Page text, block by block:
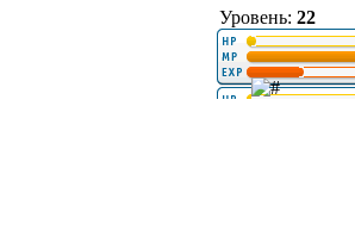
Уровень: 22